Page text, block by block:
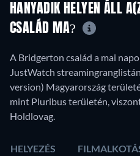
HANYADIK HELYEN ÁLL
CSALÁD MA?
A Bridgerton család a mai
JustWatch
version) Magyarország
mint Pluribus területén,
Holdlovag.
HELYEZÉS